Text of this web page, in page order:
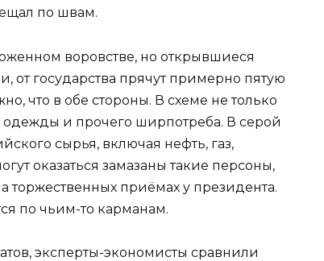
по швам.
воровстве, но открывшиеся
государства прячут примерно пятую
что в обе стороны. В схеме не только
одежды и прочего ширпотреба. В серой
сырья, включая нефть, газ,
оказаться замазаны такие персоны,
торжественных приёмах у президента.
по чьим-то карманам.
эксперты-экономисты сравнили